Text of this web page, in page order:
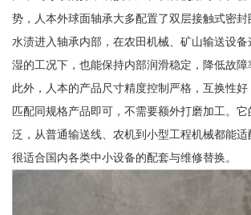
势，人本外球面轴承大多配置了双层接触式密封
水渍进入轴承内部，在农田机械、矿山输送设
湿的工况下，也能保持内部润滑稳定，降低故障
此外，人本的产品尺寸精度控制严格，互换性
匹配同规格产品即可，不需要额外打磨加工。
泛，从普通输送线、农机到小型工程机械都能适
很适合国内各类中小设备的配套与维修替换。